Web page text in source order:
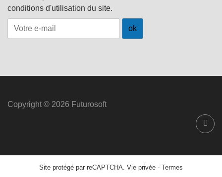
conditions d'utilisation du site.
Copyright © 2026 Futurosoft
Site protégé par reCAPTCHA. Vie privée - Termes